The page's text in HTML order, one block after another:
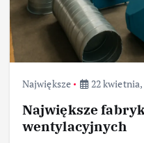
Największe 22 kwietnia,
Największe
wentylacyjnych